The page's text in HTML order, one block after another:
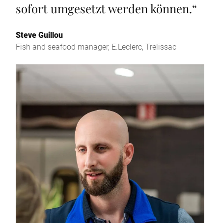
sofort umgesetzt werden können.“
Steve Guillou
Fish and seafood manager, E.Leclerc, Trelissac